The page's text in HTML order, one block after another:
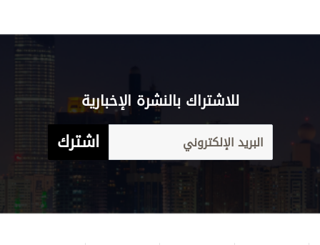
للاشتراك بالنشرة الإخبارية
اشترك